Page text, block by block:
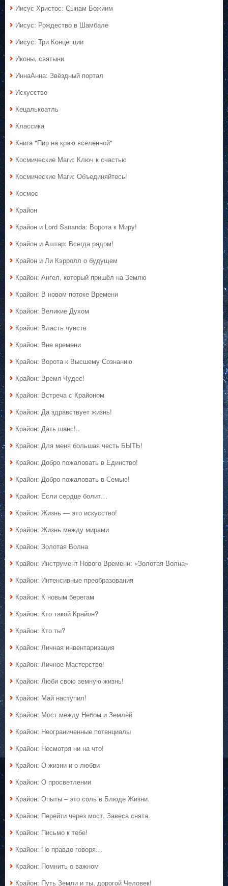
Иисус Христос: Сынам Божиим
Иисус: Рождество в Шамбале
Иисус: Три Концепции
Иконы, святыни
ИннаАнна: Звёздный портал
Искусство
Кецалькоатль
Классика
Книга "Пир на краю вселенной"
Космические Маги: Ключ к счастью
Космические Маги: Объединяйтесь!
Космос
Крайон
Крайон и Lord Sananda: Ворота к Миру!
Крайон и Аштар: Всегда рядом!
Крайон и Ли Кэрролл о будущем
Крайон: Ангел, который пришёл на Землю
Крайон: В новом потоке Времени
Крайон: Великие Духом
Крайон: Власть чувств
Крайон: Вне времени
Крайон: Ворота к Высшему Сознанию
Крайон: Время Чудес!
Крайон: Встреча с Крайоном
Крайон: Да здравствует жизнь!
Крайон: Дать шанс!..
Крайон: Для меня большая честь БЫТЬ!
Крайон: Добро пожаловать в Единство!
Крайон: Добро пожаловать в Семью!
Крайон: Если сердце болит…
Крайон: Жизнь — это искусство!
Крайон: Жизнь между мирами
Крайон: Золотая Волна
Крайон: Инструмент Нового Времени: «Золотая Волна»
Крайон: Интенсивные преобразования
Крайон: К новым берегам
Крайон: Кто такой Крайон?
Крайон: Кто ты?
Крайон: Личная инвентаризация
Крайон: Личное Мастерство!
Крайон: Люби свою земную жизнь!
Крайон: Май наступил!
Крайон: Мост между Небом и Землёй
Крайон: Неограниченные потенциалы
Крайон: Несмотря ни на что!
Крайон: О жизни и о любви
Крайон: О просветлении
Крайон: Опыты – это соль в Блюде Жизни.
Крайон: Перейти через мост. Завеса снята.
Крайон: Письмо к тебе!
Крайон: По правде говоря…
Крайон: Помнить о важном
Крайон: Путь Земли и ты, дорогой Человек!